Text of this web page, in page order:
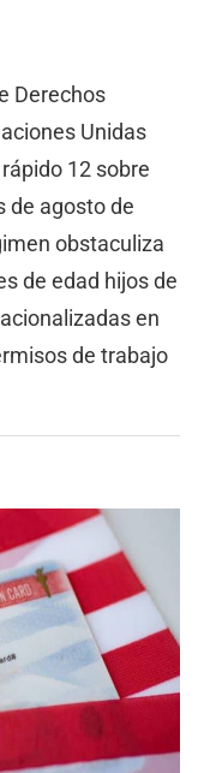
Derechos
Unidas
12 sobre
de agosto de
obstaculiza
de edad hijos de
en
de trabajo